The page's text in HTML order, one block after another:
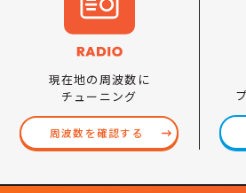
現在地の周波数に
チューニング
周波数を確認する